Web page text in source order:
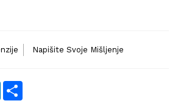
Napišite Svoje Mišljenje
LinkedIn